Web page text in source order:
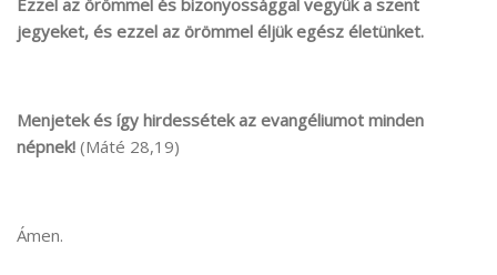
Ezzel az örömmel és bizonyossággal vegyük a szent
jegyeket, és ezzel az örömmel éljük egész életünket.
Menjetek és így hirdessétek az evangéliumot minden
népnek! (Máté 28,19)
Ámen.